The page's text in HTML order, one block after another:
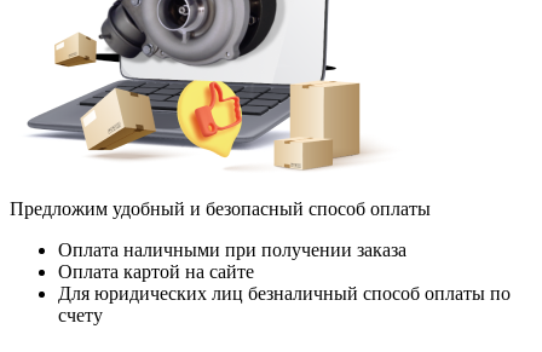
Предложим удобный и безопасный способ оплаты
Оплата наличными при получении заказа
Оплата картой на сайте
Для юридических лиц безналичный способ оплаты по
счету